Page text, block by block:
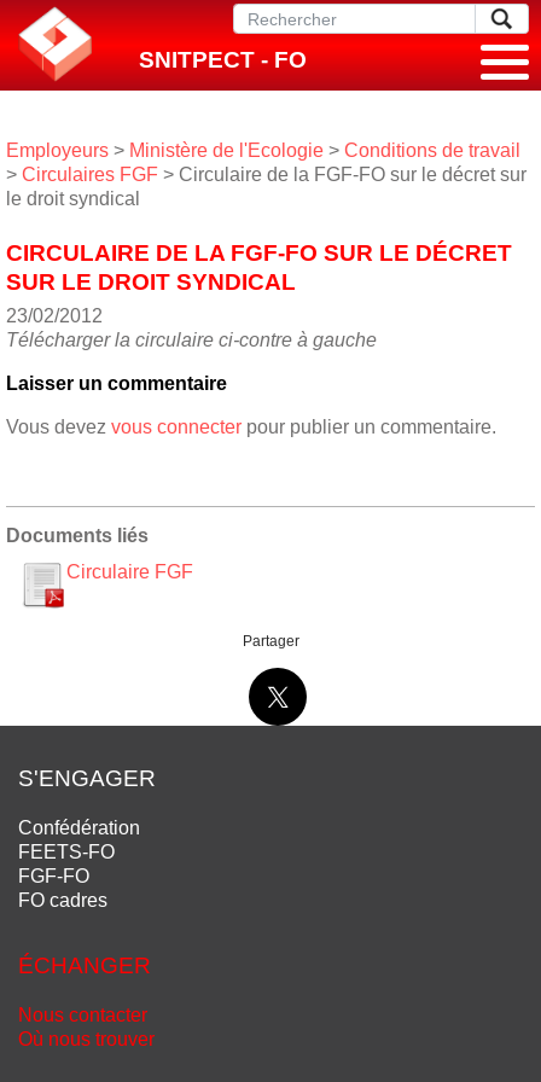
SNITPECT - FO
Employeurs > Ministère de l'Ecologie > Conditions de travail
> Circulaires FGF > Circulaire de la FGF-FO sur le décret sur
le droit syndical
CIRCULAIRE DE LA FGF-FO SUR LE DÉCRET
SUR LE DROIT SYNDICAL
23/02/2012
Télécharger la circulaire ci-contre à gauche
Laisser un commentaire
Vous devez vous connecter pour publier un commentaire.
Documents liés
Circulaire FGF
Partager
S'ENGAGER
Confédération
FEETS-FO
FGF-FO
FO cadres
ÉCHANGER
Nous contacter
Où nous trouver